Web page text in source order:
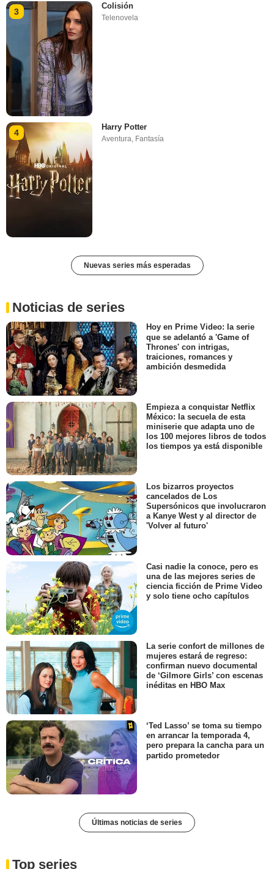
3
Colisión
Telenovela
4
Harry Potter
Aventura, Fantasía
Nuevas series más esperadas
Noticias de series
Hoy en Prime Video: la serie
que se adelantó a 'Game of
Thrones' con intrigas,
traiciones, romances y
ambición desmedida
Empieza a conquistar Netflix
México: la secuela de esta
miniserie que adapta uno de
los 100 mejores libros de todos
los tiempos ya está disponible
Los bizarros proyectos
cancelados de Los
Supersónicos que involucraron
a Kanye West y al director de
'Volver al futuro'
Casi nadie la conoce, pero es
una de las mejores series de
ciencia ficción de Prime Video
y solo tiene ocho capítulos
La serie confort de millones de
mujeres estará de regreso:
confirman nuevo documental
de ‘Gilmore Girls’ con escenas
inéditas en HBO Max
‘Ted Lasso’ se toma su tiempo
en arrancar la temporada 4,
pero prepara la cancha para un
partido prometedor
Últimas noticias de series
Top series